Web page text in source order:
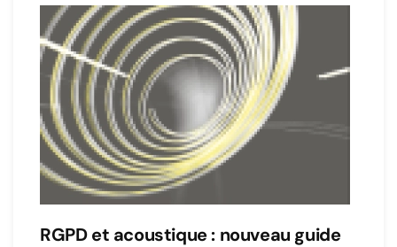
RGPD et acoustique : nouveau guide